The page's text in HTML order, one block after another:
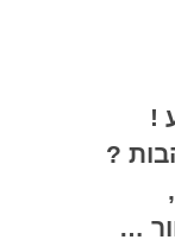
!
?
…